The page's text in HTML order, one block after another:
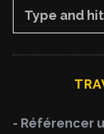
f
- Référencer